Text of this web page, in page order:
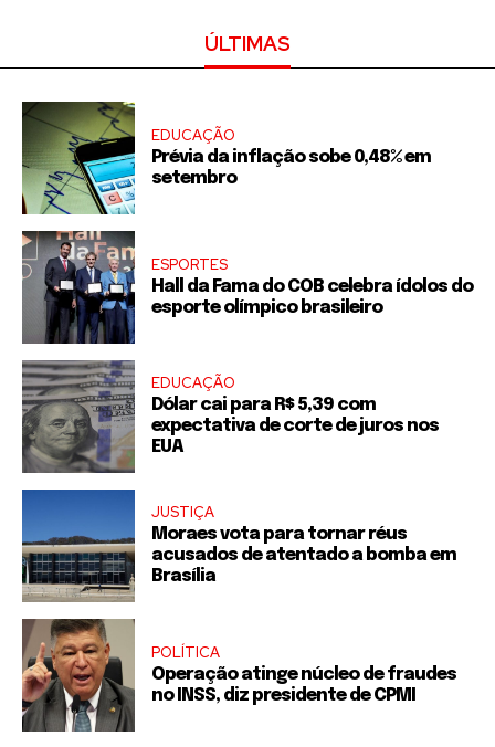
ÚLTIMAS
EDUCAÇÃO
Prévia da inflação sobe 0,48% em
setembro
ESPORTES
Hall da Fama do COB celebra ídolos do
esporte olímpico brasileiro
EDUCAÇÃO
Dólar cai para R$ 5,39 com
expectativa de corte de juros nos
EUA
JUSTIÇA
Moraes vota para tornar réus
acusados de atentado a bomba em
Brasília
POLÍTICA
Operação atinge núcleo de fraudes
no INSS, diz presidente de CPMI